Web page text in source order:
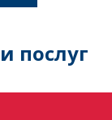
послуг